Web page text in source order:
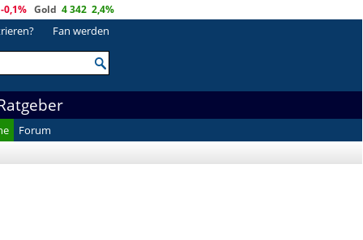
-0,1% Gold 4 342 2,4%
Fan werden
Forum